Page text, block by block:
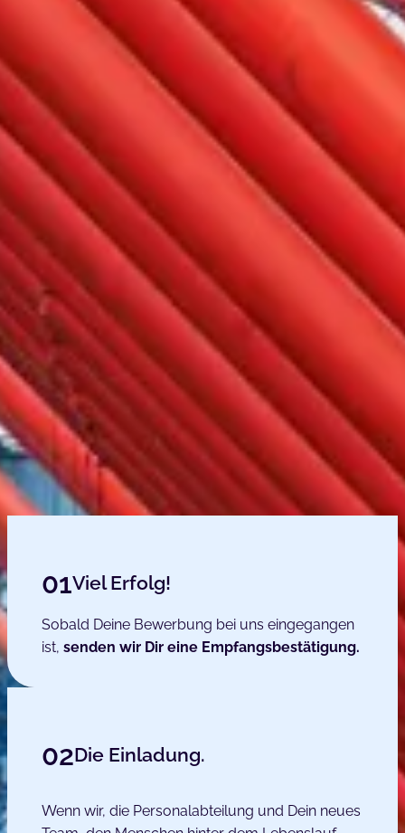
01Viel Erfolg!
Sobald Deine Bewerbung bei uns eingegangen
ist, senden wir Dir eine Empfangsbestätigung.
02Die Einladung.
Wenn wir, die Personalabteilung und Dein neues